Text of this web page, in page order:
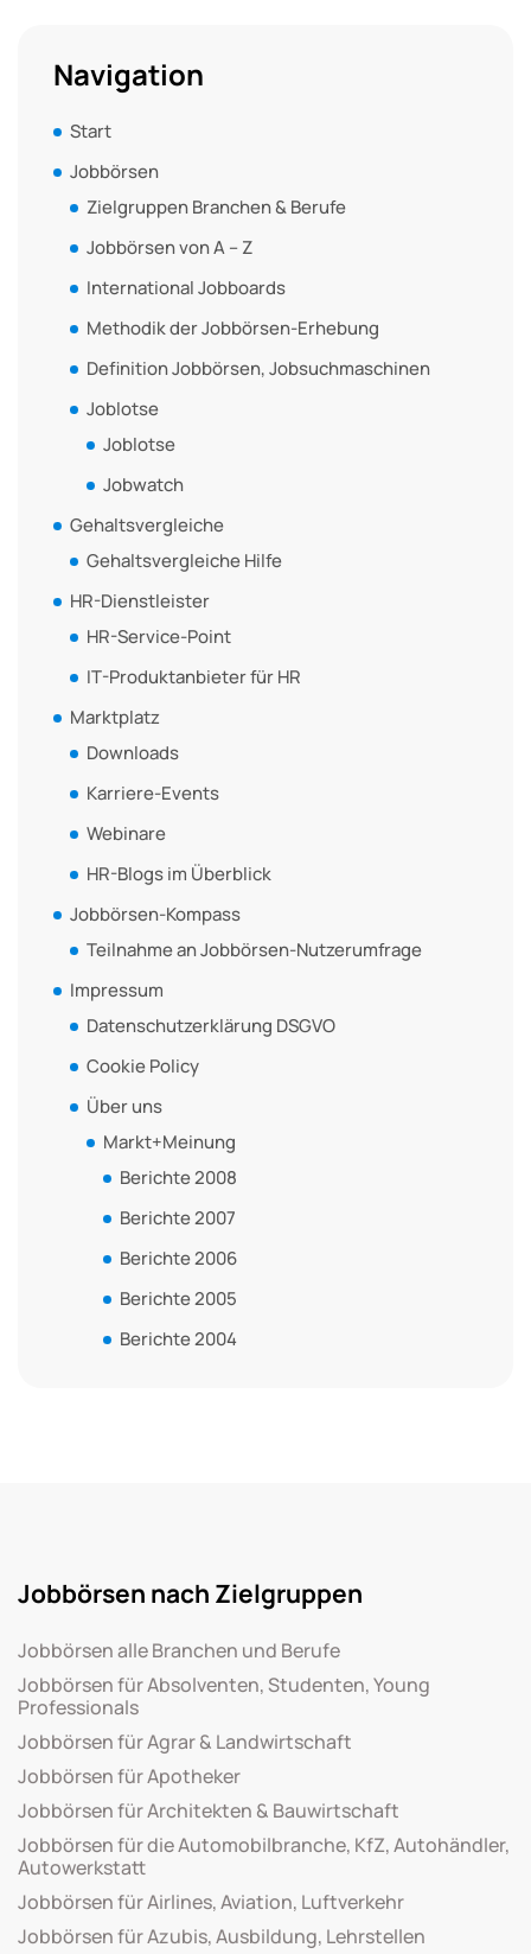
Navigation
Start
Jobbörsen
Zielgruppen Branchen & Berufe
Jobbörsen von A – Z
International Jobboards
Methodik der Jobbörsen-Erhebung
Definition Jobbörsen, Jobsuchmaschinen
Joblotse
Joblotse
Jobwatch
Gehaltsvergleiche
Gehaltsvergleiche Hilfe
HR-Dienstleister
HR-Service-Point
IT-Produktanbieter für HR
Marktplatz
Downloads
Karriere-Events
Webinare
HR-Blogs im Überblick
Jobbörsen-Kompass
Teilnahme an Jobbörsen-Nutzerumfrage
Impressum
Datenschutzerklärung DSGVO
Cookie Policy
Über uns
Markt+Meinung
Berichte 2008
Berichte 2007
Berichte 2006
Berichte 2005
Berichte 2004
Jobbörsen nach Zielgruppen
Jobbörsen alle Branchen und Berufe
Jobbörsen für Absolventen, Studenten, Young
Professionals
Jobbörsen für Agrar & Landwirtschaft
Jobbörsen für Apotheker
Jobbörsen für Architekten & Bauwirtschaft
Jobbörsen für die Automobilbranche, KfZ, Autohändler,
Autowerkstatt
Jobbörsen für Airlines, Aviation, Luftverkehr
Jobbörsen für Azubis, Ausbildung, Lehrstellen